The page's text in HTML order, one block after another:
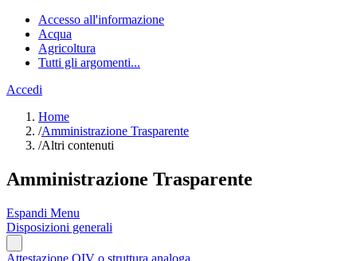
Accesso all'informazione
Acqua
Agricoltura
Tutti gli argomenti...
Accedi
Home
/Amministrazione Trasparente
/Altri contenuti
Amministrazione Trasparente
Espandi Menu
Disposizioni generali
Attestazione OIV o struttura analoga